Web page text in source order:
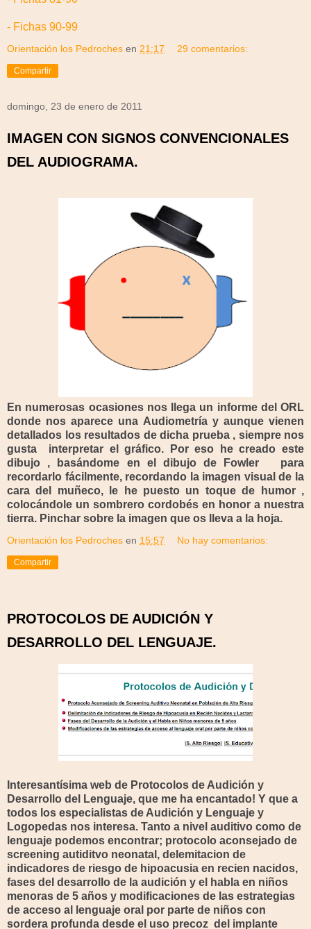
- Fichas 90-99
Orientación los Pedroches en 21:17 29 comentarios:
Compartir
domingo, 23 de enero de 2011
IMAGEN CON SIGNOS CONVENCIONALES
DEL AUDIOGRAMA.
En numerosas ocasiones nos llega un informe del ORL
donde nos aparece una Audiometría y aunque vienen
detallados los resultados de dicha prueba , siempre nos
gusta interpretar el gráfico. Por eso he creado este
dibujo , basándome en el dibujo de Fowler para
recordarlo fácilmente, recordando la imagen visual de la
cara del muñeco, le he puesto un toque de humor ,
colocándole un sombrero cordobés en honor a nuestra
tierra. Pinchar sobre la imagen que os lleva a la hoja.
Orientación los Pedroches en 15:57 No hay comentarios:
Compartir
PROTOCOLOS DE AUDICIÓN Y
DESARROLLO DEL LENGUAJE.
Interesantísima web de Protocolos de Audición y
Desarrollo del Lenguaje, que me ha encantado! Y que a
todos los especialistas de Audición y Lenguaje y
Logopedas nos interesa. Tanto a nivel auditivo como de
lenguaje podemos encontrar; protocolo aconsejado de
screening autiditvo neonatal, delemitacion de
indicadores de riesgo de hipoacusia en recien nacidos,
fases del desarrollo de la audición y el habla en niños
menoras de 5 años y modificaciones de las estrategias
de acceso al lenguaje oral por parte de niños con
sordera profunda desde el uso precoz del implante